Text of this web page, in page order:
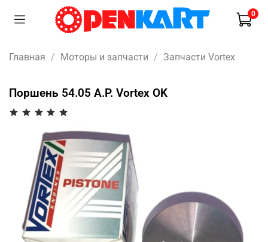
0
Главная Моторы и запчасти Запчасти Vortex
Поршень 54.05 A.P. Vortex OK